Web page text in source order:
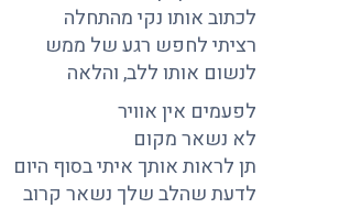
לכתוב אותו נקי מהתחלה
רציתי לחפש רגע של ממש
לנשום אותו ללב, והלאה
לפעמים אין אוויר
לא נשאר מקום
תן לראות אותך איתי בסוף היום
לדעת שהלב שלך נשאר קרוב